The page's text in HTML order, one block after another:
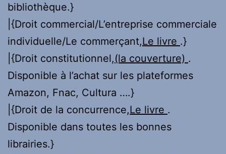
bibliothèque.}
|{Droit commercial/L’entreprise commerciale
individuelle/Le commerçant,Le livre .}
|{Droit constitutionnel,(la couverture) .
Disponible à l’achat sur les plateformes
Amazon, Fnac, Cultura ….}
|{Droit de la concurrence,Le livre .
Disponible dans toutes les bonnes
librairies.}